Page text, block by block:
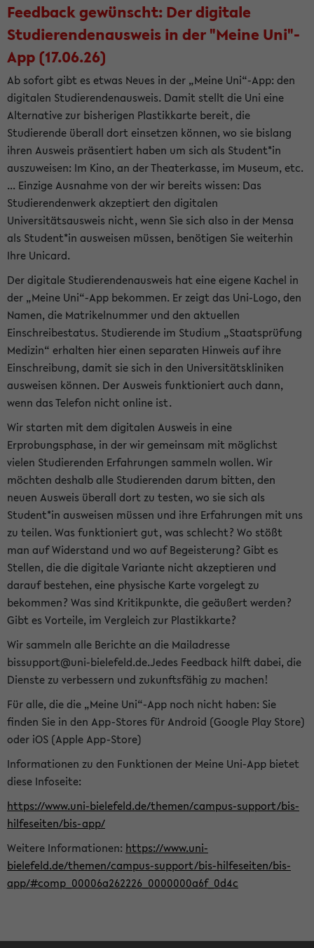
Feedback gewünscht: Der digitale
Studierendenausweis in der "Meine Uni"-
App (17.06.26)
Ab sofort gibt es etwas Neues in der „Meine Uni“-App: den
digitalen Studierendenausweis. Damit stellt die Uni eine
Alternative zur bisherigen Plastikkarte bereit, die
Studierende überall dort einsetzen können, wo sie bislang
ihren Ausweis präsentiert haben um sich als Student*in
auszuweisen: Im Kino, an der Theaterkasse, im Museum, etc.
... Einzige Ausnahme von der wir bereits wissen: Das
Studierendenwerk akzeptiert den digitalen
Universitätsausweis nicht, wenn Sie sich also in der Mensa
als Student*in ausweisen müssen, benötigen Sie weiterhin
Ihre Unicard.
Der digitale Studierendenausweis hat eine eigene Kachel in
der „Meine Uni“-App bekommen. Er zeigt das Uni-Logo, den
Namen, die Matrikelnummer und den aktuellen
Einschreibestatus. Studierende im Studium „Staatsprüfung
Medizin“ erhalten hier einen separaten Hinweis auf ihre
Einschreibung, damit sie sich in den Universitätskliniken
ausweisen können. Der Ausweis funktioniert auch dann,
wenn das Telefon nicht online ist.
Wir starten mit dem digitalen Ausweis in eine
Erprobungsphase, in der wir gemeinsam mit möglichst
vielen Studierenden Erfahrungen sammeln wollen. Wir
möchten deshalb alle Studierenden darum bitten, den
neuen Ausweis überall dort zu testen, wo sie sich als
Student*in ausweisen müssen und ihre Erfahrungen mit uns
zu teilen. Was funktioniert gut, was schlecht? Wo stößt
man auf Widerstand und wo auf Begeisterung? Gibt es
Stellen, die die digitale Variante nicht akzeptieren und
darauf bestehen, eine physische Karte vorgelegt zu
bekommen? Was sind Kritikpunkte, die geäußert werden?
Gibt es Vorteile, im Vergleich zur Plastikkarte?
Wir sammeln alle Berichte an die Mailadresse
bissupport@uni-bielefeld.de.Jedes Feedback hilft dabei, die
Dienste zu verbessern und zukunftsfähig zu machen!
Für alle, die die „Meine Uni“-App noch nicht haben: Sie
finden Sie in den App-Stores für Android (Google Play Store)
oder iOS (Apple App-Store)
Informationen zu den Funktionen der Meine Uni-App bietet
diese Infoseite:
https://www.uni-bielefeld.de/themen/campus-support/bis-
hilfeseiten/bis-app/
Weitere Informationen: https://www.uni-
bielefeld.de/themen/campus-support/bis-hilfeseiten/bis-
app/#comp_00006a262226_0000000a6f_0d4c